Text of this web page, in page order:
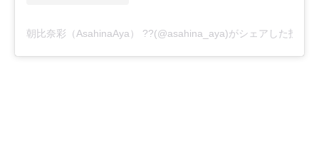
朝比奈彩（AsahinaAya） ??(@asahina_aya)がシェアした投稿